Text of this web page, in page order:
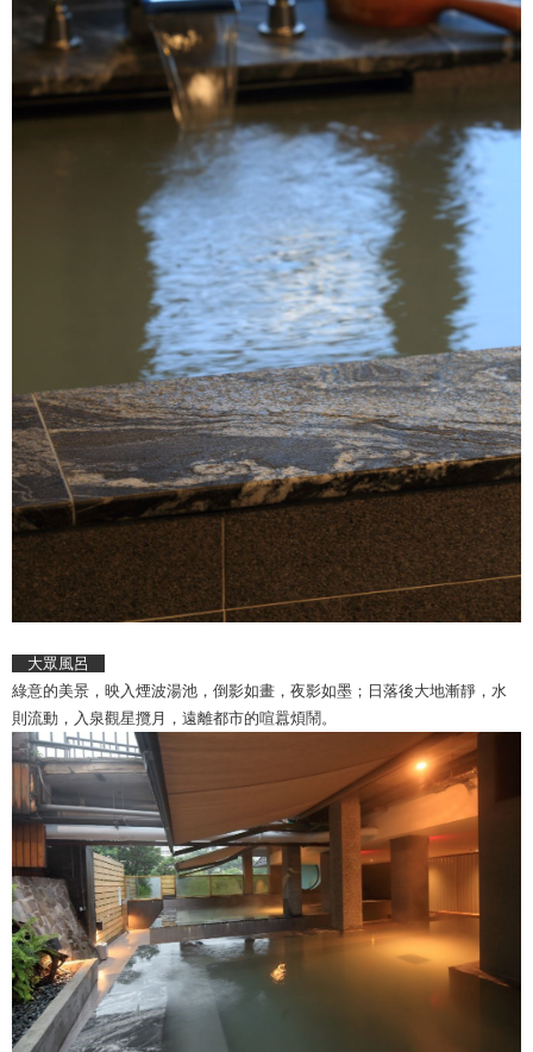
大眾風呂
綠意的美景，映入煙波湯池，倒影如畫，夜影如墨；日落後大地漸靜，水
則流動，入泉觀星攬月，遠離都市的喧囂煩鬧。